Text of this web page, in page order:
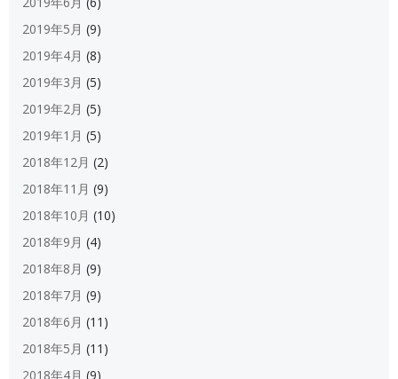
2019年5月 (9)
2019年4月 (8)
2019年3月 (5)
2019年2月 (5)
2019年1月 (5)
2018年12月 (2)
2018年11月 (9)
2018年10月 (10)
2018年9月 (4)
2018年8月 (9)
2018年7月 (9)
2018年6月 (11)
2018年5月 (11)
2018年4月 (9)